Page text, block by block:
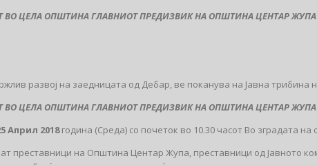
ВО ЦЕЛА ОПШТИНА ГЛАВНИОТ ПРЕДИЗВИК НА ОПШТИНА ЦЕНТАР ЖУПА
развој на заедницата од Дебар, ве поканува на Јавна трибина
ВО ЦЕЛА ОПШТИНА ГЛАВНИОТ ПРЕДИЗВИК НА ОПШТИНА ЦЕНТАР ЖУПА
Април 2018година (Среда) со почеток во 10.30 часот Во зградата
преставници на Општина Центар Жупа, преставници од Јавното